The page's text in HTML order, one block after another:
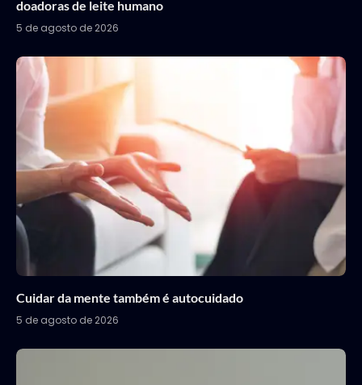
doadoras de leite humano
5 de agosto de 2026
Cuidar da mente também é autocuidado
5 de agosto de 2026